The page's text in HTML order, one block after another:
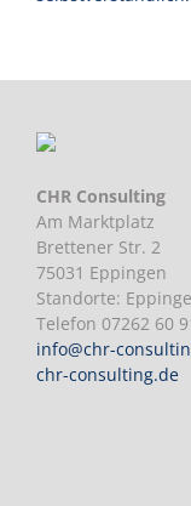
CHR Consulting
Am Marktplatz
Brettener Str. 2
75031 Eppingen
Standorte:
Telefon 07262 60
info@chr-
chr-consulting.de